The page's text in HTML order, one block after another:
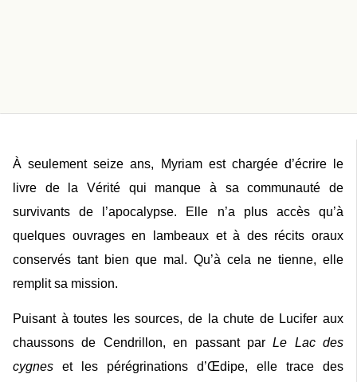
Àseulement seize ans, Myriam est chargée d’écrire le
livre de la Vérité qui manque à sa communauté de
survivants de l’apocalypse. Elle n’a plus accès qu’à
quelques ouvrages en lambeaux et à des récits oraux
conservés tant bien que mal. Qu’à cela ne tienne, elle
remplit sa mission.
Puisant à toutes les sources, de la chute de Lucifer aux
chaussons de Cendrillon, en passant parLe Lac des
cygnes et les pérégrinations d’Œdipe, elle trace des